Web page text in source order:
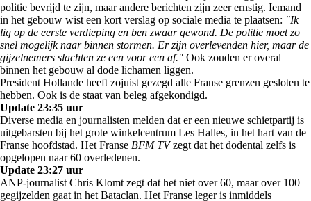
politie bevrijd te zijn, maar andere berichten zijn zeer ernstig. Iemand
in het gebouw wist een kort verslag op sociale media te plaatsen: "Ik
lig op de eerste verdieping en ben zwaar gewond. De politie moet zo
snel mogelijk naar binnen stormen. Er zijn overlevenden hier, maar de
gijzelnemers slachten ze een voor een af." Ook zouden er overal
binnen het gebouw al dode lichamen liggen.
President Hollande heeft zojuist gezegd alle Franse grenzen gesloten te
hebben. Ook is de staat van beleg afgekondigd.
Update 23:35 uur
Diverse media en journalisten melden dat er een nieuwe schietpartij is
uitgebarsten bij het grote winkelcentrum Les Halles, in het hart van de
Franse hoofdstad. Het Franse BFM TVzegt dat het dodental zelfs is
opgelopen naar 60 overledenen.
Update 23:27 uur
ANP-journalist Chris Klomt zegt dat het niet over 60, maar over 100
gegijzelden gaat in het Bataclan. Het Franse leger is inmiddels